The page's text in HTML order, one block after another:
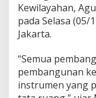
n
f
s
r
u
Kewilayahan,
pada Selasa (05/
Jakarta.
“Semua
pembangunan
instrumen yang